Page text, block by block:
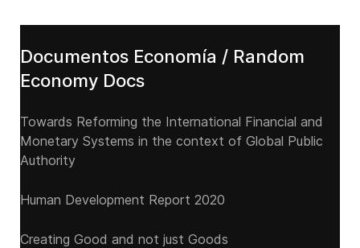
Documentos Economía / Random
Economy Docs
Towards Reforming the International Financial and
Monetary Systems in the context of Global Public
Authority
Human Development Report 2020
Creating Good and not just Goods